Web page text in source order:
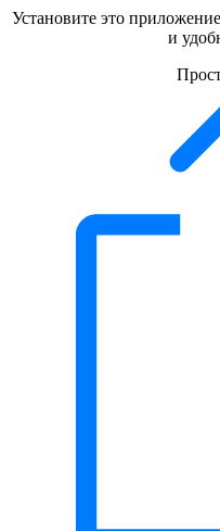
Установите это
и